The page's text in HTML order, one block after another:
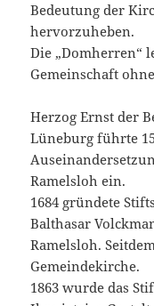
Bedeutung der
hervorzuheben.
Die „Domherren“
Gemeinschaft
Herzog Ernst der
Lüneburg führte
Ramelsloh ein.
1684 gründete
Balthasar
Ramelsloh.
Gemeindekirche.
1863 wurde das